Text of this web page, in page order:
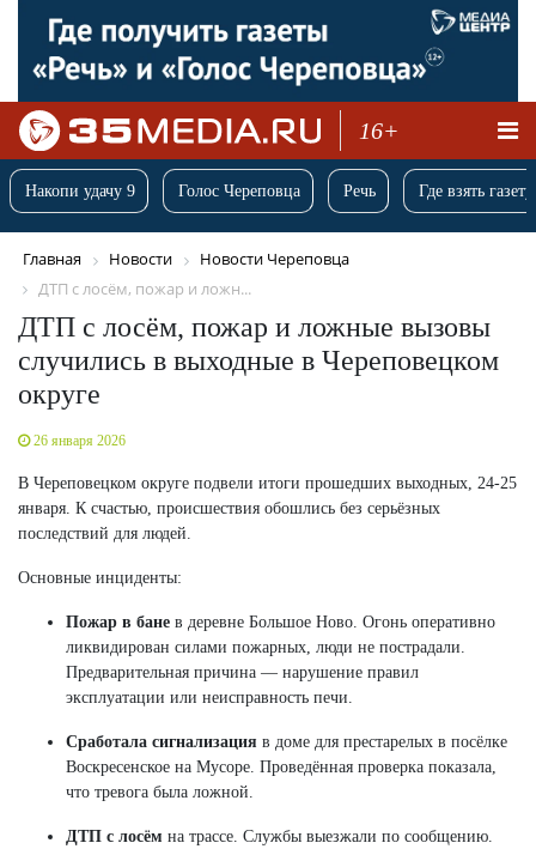
16+
Накопи удачу 9 Голос Череповца Речь Где взять
Главная Новости
Новости Череповца
ДТП с лосём, пожар и ложн...
ДТП с лосём, пожар и ложные вызовы
случились в выходные в Череповецком
округе
26 января 2026
В Череповецком округе подвели итоги прошедших выходных, 24-25
января. К счастью, происшествия обошлись без серьёзных
последствий для людей.
Основные инциденты:
Пожар в бане в деревне Большое Ново. Огонь оперативно
ликвидирован силами пожарных, люди не пострадали.
Предварительная причина — нарушение правил
эксплуатации или неисправность печи.
Сработала сигнализация в доме для престарелых в посёлке
Воскресенское на Мусоре. Проведённая проверка показала,
что тревога была ложной.
ДТП с лосём на трассе. Службы выезжали по сообщению.